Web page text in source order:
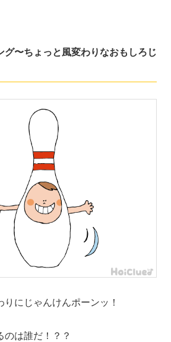
グ〜ちょっと風変わりなおもしろじ
にじゃんけんポーンッ！
のは誰だ！？？